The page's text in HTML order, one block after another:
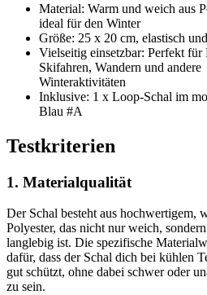
Material: Warm und weich aus
ideal für den Winter
Größe: 25 x 20 cm, elastisch
Vielseitig einsetzbar: Perfekt für
Skifahren, Wandern und andere
Winteraktivitäten
Inklusive: 1 x Loop-Schal im
Blau #A
Testkriterien
1. Materialqualität
Der Schal besteht aus hochwertigem,
Polyester, das nicht nur weich,
langlebig ist. Die spezifische
dafür, dass der Schal dich bei kühlen
gut schützt, ohne dabei schwer oder
zu sein.